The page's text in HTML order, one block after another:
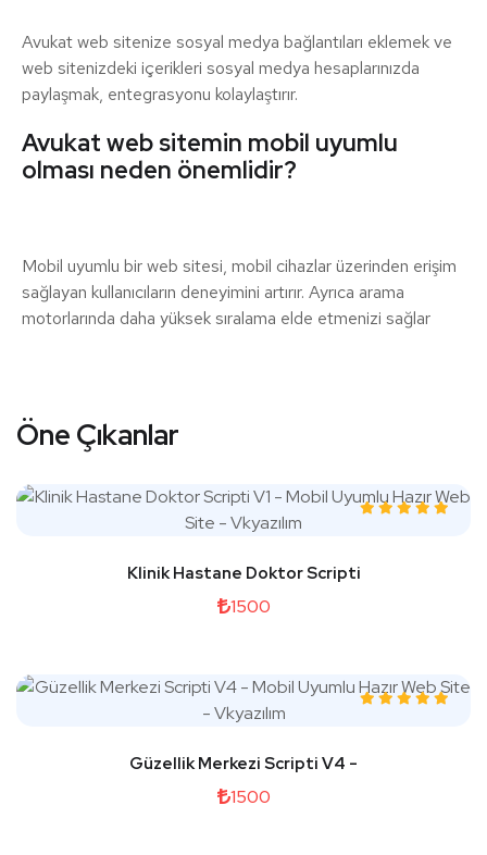
Avukat web sitenize sosyal medya bağlantıları eklemek ve
web sitenizdeki içerikleri sosyal medya hesaplarınızda
paylaşmak, entegrasyonu kolaylaştırır.
Avukat web sitemin mobil uyumlu
olması neden önemlidir?
Mobil uyumlu bir web sitesi, mobil cihazlar üzerinden erişim
sağlayan kullanıcıların deneyimini artırır. Ayrıca arama
motorlarında daha yüksek sıralama elde etmenizi sağlar
Öne Çıkanlar
Klinik Hastane Doktor Scripti
1500
Güzellik Merkezi Scripti V4 -
1500